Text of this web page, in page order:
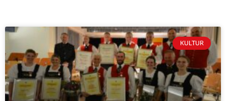
KULTUR